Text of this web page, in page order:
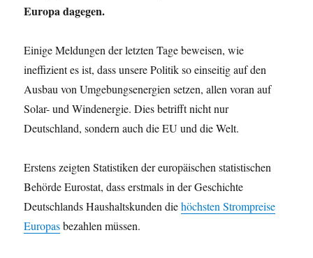
Europa dagegen.
Einige Meldungen der letzten Tage beweisen, wie
ineffizient es ist, dass unsere Politik so einseitig auf den
Ausbau von Umgebungsenergien setzen, allen voran auf
Solar- und Windenergie. Dies betrifft nicht nur
Deutschland, sondern auch die EU und die Welt.
Erstens zeigten Statistiken der europäischen statistischen
Behörde Eurostat, dass erstmals in der Geschichte
Deutschlands Haushaltskunden diehöchsten Strompreise
Europasbezahlen müssen.